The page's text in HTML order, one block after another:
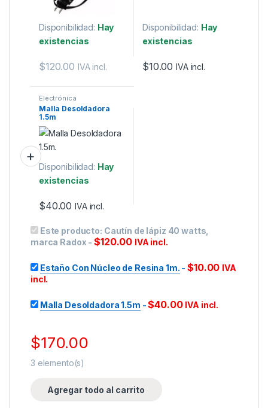
Disponibilidad: Hay
existencias
$120.00 IVA incl.
Disponibilidad: Hay
existencias
$10.00 IVA incl.
Electrónica
Malla Desoldadora
1.5m
Disponibilidad: Hay
existencias
$40.00 IVA incl.
Este producto: Cautín de lápiz 40 watts,
marca Radox -$120.00 IVA incl.
Estaño Con Núcleo de Resina 1m. -$10.00 IVA
incl.
Malla Desoldadora 1.5m -$40.00 IVA incl.
$170.00
3 elemento(s)
Agregar todo al carrito